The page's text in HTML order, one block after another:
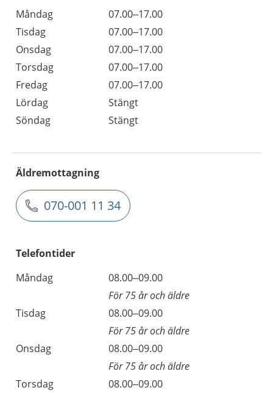
Måndag
07.00–17.00
Tisdag
07.00–17.00
Onsdag
07.00–17.00
Torsdag
07.00–17.00
Fredag
07.00–17.00
Lördag
Stängt
Söndag
Stängt
Äldremottagning
070-001 11 34
Telefontider
Måndag
08.00–09.00
För 75 år och äldre
Tisdag
08.00–09.00
För 75 år och äldre
Onsdag
08.00–09.00
För 75 år och äldre
Torsdag
08.00–09.00